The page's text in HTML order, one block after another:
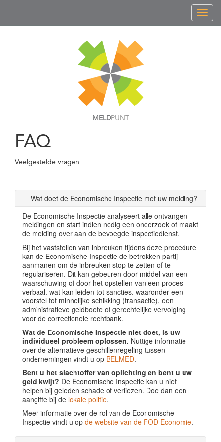
MELDPUNT
FAQ
Veelgestelde vragen
Wat doet de Economische Inspectie met uw melding?
De Economische Inspectie analyseert alle ontvangen
meldingen en start indien nodig een onderzoek of maakt
de melding over aan de bevoegde inspectiedienst.
Bij het vaststellen van inbreuken tijdens deze procedure
kan de Economische Inspectie de betrokken partij
aanmanen om de inbreuken stop te zetten of te
regulariseren. Dit kan gebeuren door middel van een
waarschuwing of door het opstellen van een proces-
verbaal, wat kan leiden tot sancties, waaronder een
voorstel tot minnelijke schikking (transactie), een
administratieve geldboete of gerechtelijke vervolging
voor de correctionele rechtbank.
Wat de Economische Inspectie niet doet, is uw
individueel probleem oplossen. Nuttige informatie
over de alternatieve geschillenregeling tussen
ondernemingen vindt u op BELMED.
Bent u het slachtoffer van oplichting en bent u uw
geld kwijt? De Economische Inspectie kan u niet
helpen bij geleden schade of verliezen. Doe dan een
aangifte bij de lokale politie.
Meer informatie over de rol van de Economische
Inspectie vindt u op de website van de FOD Economie.